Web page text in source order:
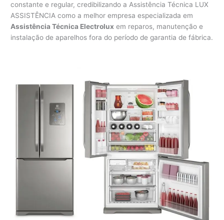
constante e regular, credibilizando a Assistência Técnica LUX
ASSISTÊNCIA como a melhor empresa especializada em
Assistência Técnica Electrolux em reparos, manutenção e
instalação de aparelhos fora do período de garantia de fábrica.